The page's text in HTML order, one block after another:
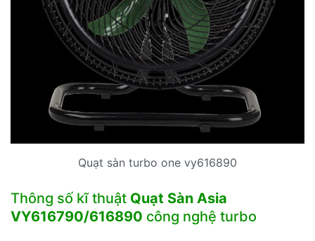
Quạt sàn turbo one vy616890
Thông số kĩ thuật Quạt Sàn Asia
VY616790/616890 công nghệ turbo